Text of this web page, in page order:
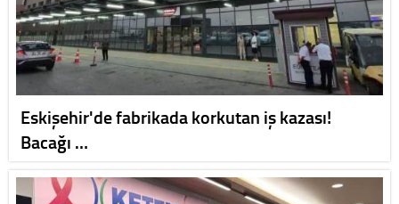
Eskişehir'de fabrikada korkutan iş kazası!
Bacağı …